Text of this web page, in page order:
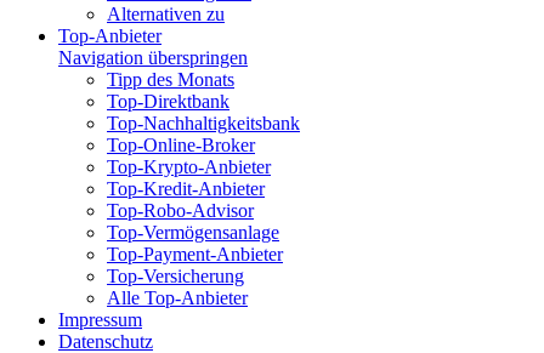
Alternativen zu
Top-Anbieter
Navigation überspringen
Tipp des Monats
Top-Direktbank
Top-Nachhaltigkeitsbank
Top-Online-Broker
Top-Krypto-Anbieter
Top-Kredit-Anbieter
Top-Robo-Advisor
Top-Vermögensanlage
Top-Payment-Anbieter
Top-Versicherung
Alle Top-Anbieter
Impressum
Datenschutz